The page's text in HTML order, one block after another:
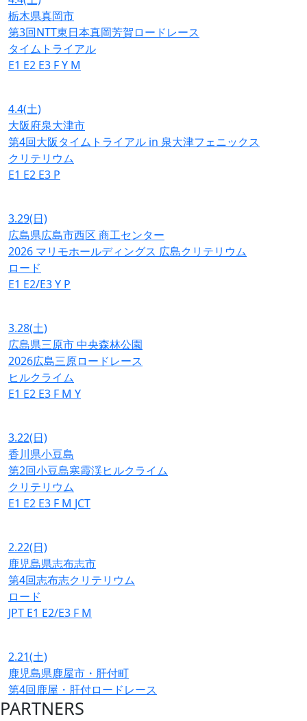
栃木県真岡市
第3回NTT東日本真岡芳賀ロードレース
タイムトライアル
E1 E2 E3 FY M
4.4(土)
大阪府泉大津市
第4回大阪タイムトライアル in 泉大津フェニックス
クリテリウム
E1 E2 E3 P
3.29(日)
広島県広島市西区 商工センター
2026 マリモホールディングス 広島クリテリウム
ロード
E1 E2/E3Y P
3.28(土)
広島県三原市 中央森林公園
2026広島三原ロードレース
ヒルクライム
E1 E2 E3 F M Y
3.22(日)
香川県小豆島
第2回小豆島寒霞渓ヒルクライム
クリテリウム
E1 E2 E3 F M JCT
2.22(日)
鹿児島県志布志市
第4回志布志クリテリウム
ロード
JPT E1 E2/E3 F M
2.21(土)
鹿児島県鹿屋市・肝付町
第4回鹿屋・肝付ロードレース
PARTNERS